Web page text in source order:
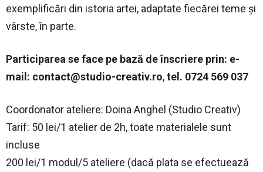
exemplificări din istoria artei, adaptate fiecărei teme și
vârste, în parte.
Participarea se face pe bază de înscriere prin: e-
mail: contact@studio-creativ.ro,tel. 0724 569 037
Coordonator ateliere: Doina Anghel (Studio Creativ)
Tarif: 50 lei/1 atelier de 2h, toate materialele sunt
incluse
200 lei/1 modul/5 ateliere (dacă plata se efectuează